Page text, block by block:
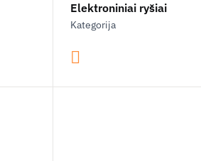
Elektroniniai ryšiai
Kategorija